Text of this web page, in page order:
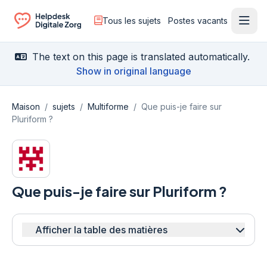
Ga naar de homepagina
Tous les sujets Postes vacants
The text on this page is translated automatically.
Show in original language
Maison / sujets / Multiforme / Que puis-je faire sur
Pluriform ?
Que puis-je faire sur Pluriform ?
Afficher la table des matières